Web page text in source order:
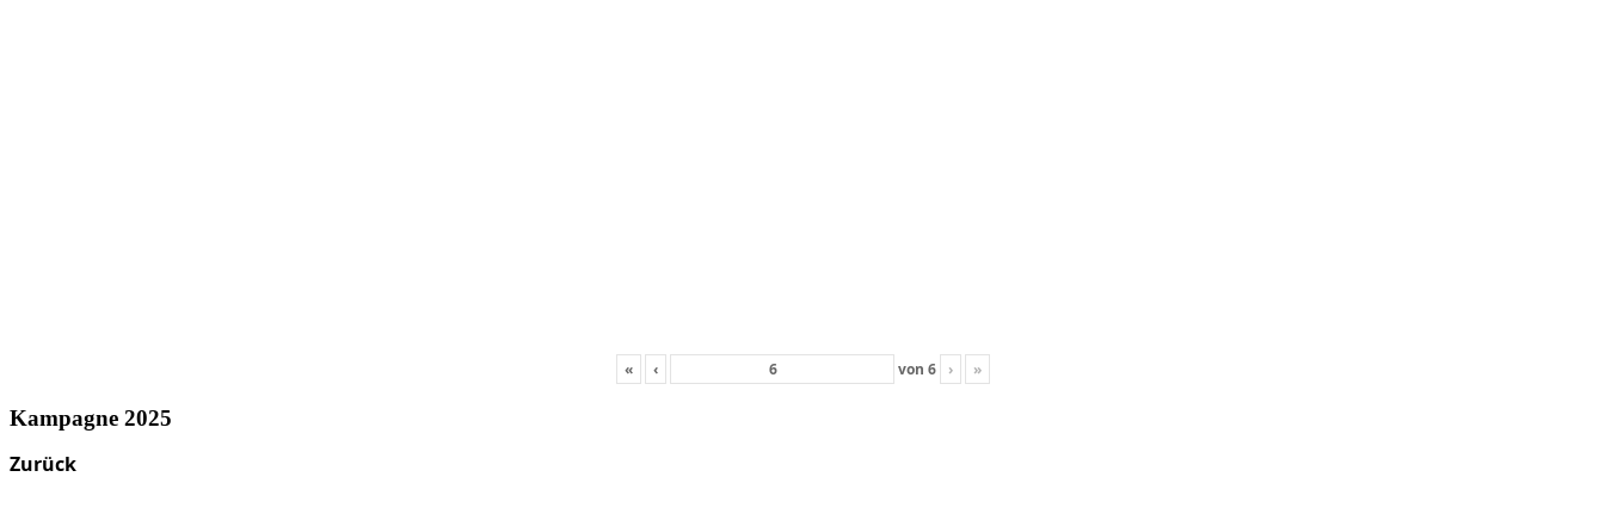
« ‹ von 6 › »
Kampagne 2025
Zurück